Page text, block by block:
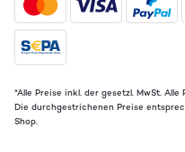
*Alle Preise inkl. der gesetzl. MwSt.
Die durchgestrichenen Preise
Shop.